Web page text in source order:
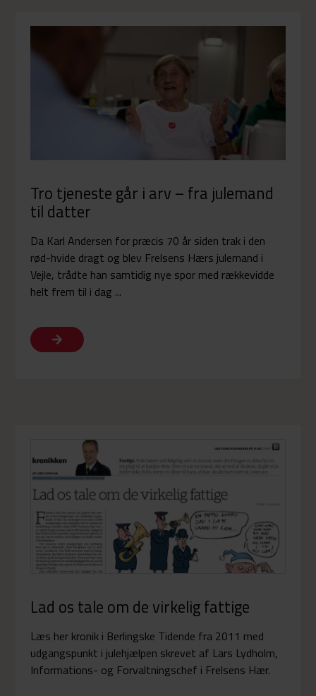
Tro tjeneste går i arv – fra julemand
til datter
Da Karl Andersen for præcis 70 år siden trak i den
rød-hvide dragt og blev Frelsens Hærs julemand i
Vejle, trådte han samtidig nye spor med rækkevidde
helt frem til i dag ...
Lad os tale om de virkelig fattige
Læs her kronik i Berlingske Tidende fra 2011 med
udgangspunkt i julehjælpen skrevet af Lars Lydholm,
Informations- og Forvaltningschef i Frelsens Hær.